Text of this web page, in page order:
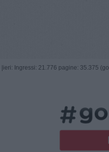
ieri: Ingressi: 21.776 pagine: 35.375